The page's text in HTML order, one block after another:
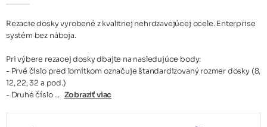
Rezacie dosky vyrobené z kvalitnej nehrdzavejúcej ocele. Enterprise
systém bez náboja.
Pri výbere rezacej dosky dbajte na nasledujúce body:
- Prvé číslo pred lomítkom označuje štandardizovaný rozmer dosky (8,
12, 22, 32 a pod.)
- Druhé číslo ... Zobraziť viac